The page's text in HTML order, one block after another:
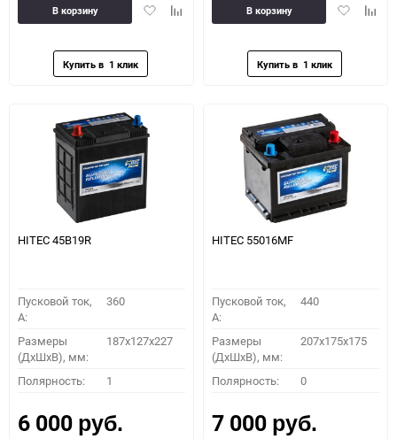
ДобавитьДобавить
В корзину
Добавить
В корзину
HITEC 45B19R
Пусковой ток,
A:
360
Размеры
(ДхШхВ), мм:
187x127x227
Полярность: 1
6 000 руб.
HITEC 55016MF
Пусковой ток,
A:
440
Размеры
(ДхШхВ), мм:
207x175x175
Полярность: 0
7 000 руб.